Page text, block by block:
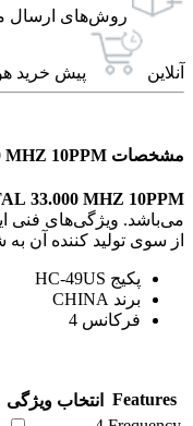
روش‌های ارسال‌
آنلاین پیش خرید
مشخصات CRYSTAL 33.000 MHZ 10PPM
33.000 MHZ 10PPM
می‌باشد. ویژگی‌های فنی
از سوی تولید کننده آن
پکیج HC-49US
برند CHINA
فرکانس 4
Features
انتخاب ویژگی